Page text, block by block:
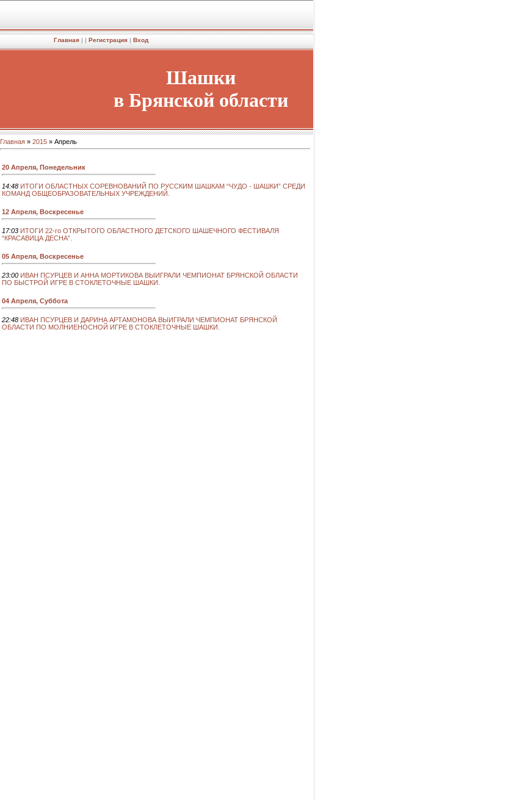
Главная| | Регистрация| Вход
Шашки
в Брянской области
Главная » 2015 » Апрель
20 Апреля, Понедельник
14:48 ИТОГИ ОБЛАСТНЫХ СОРЕВНОВАНИЙ ПО РУССКИМ ШАШКАМ “ЧУДО - ШАШКИ” СРЕДИ
КОМАНД ОБЩЕОБРАЗОВАТЕЛЬНЫХ УЧРЕЖДЕНИЙ.
12 Апреля, Воскресенье
17:03 ИТОГИ 22-го ОТКРЫТОГО ОБЛАСТНОГО ДЕТСКОГО ШАШЕЧНОГО ФЕСТИВАЛЯ
“КРАСАВИЦА ДЕСНА”.
05 Апреля, Воскресенье
23:00 ИВАН ПСУРЦЕВ И АННА МОРТИКОВА ВЫИГРАЛИ ЧЕМПИОНАТ БРЯНСКОЙ ОБЛАСТИ
ПО БЫСТРОЙ ИГРЕ В СТОКЛЕТОЧНЫЕ ШАШКИ.
04 Апреля, Суббота
22:48 ИВАН ПСУРЦЕВ И ДАРИНА АРТАМОНОВА ВЫИГРАЛИ ЧЕМПИОНАТ БРЯНСКОЙ
ОБЛАСТИ ПО МОЛНИЕНОСНОЙ ИГРЕ В СТОКЛЕТОЧНЫЕ ШАШКИ.